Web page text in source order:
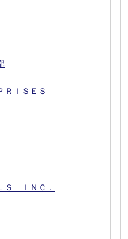
ＩＳＥＳ
Ｓ ＩＮＣ．